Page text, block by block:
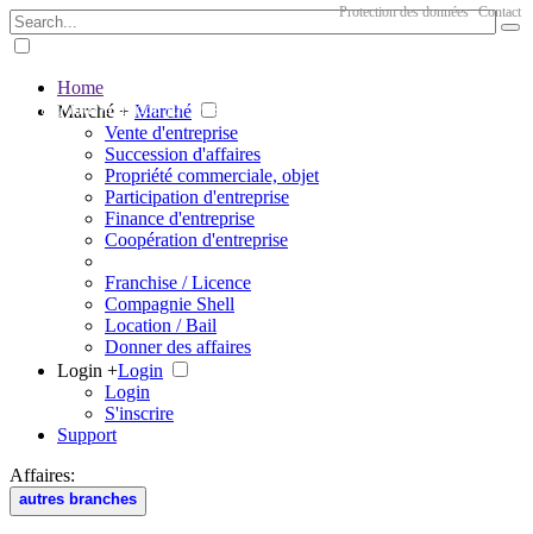
The big marketplace for business
Protection des données Contact
Home
Marché + Marché
Vente d'entreprise
Succession d'affaires
Propriété commerciale, objet
Participation d'entreprise
Finance d'entreprise
Coopération d'entreprise
Franchise / Licence
Compagnie Shell
Location / Bail
Donner des affaires
Login +Login
Login
S'inscrire
Support
Affaires:
autres branches